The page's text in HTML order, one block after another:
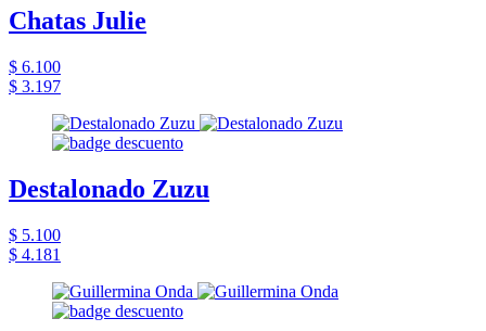
Chatas Julie
$ 6.100
$ 3.197
Destalonado Zuzu
$ 5.100
$ 4.181